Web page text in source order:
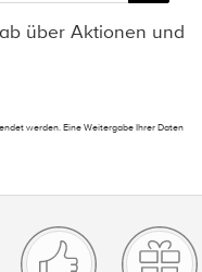
über Aktionen und
werden. Eine Weitergabe Ihrer Daten